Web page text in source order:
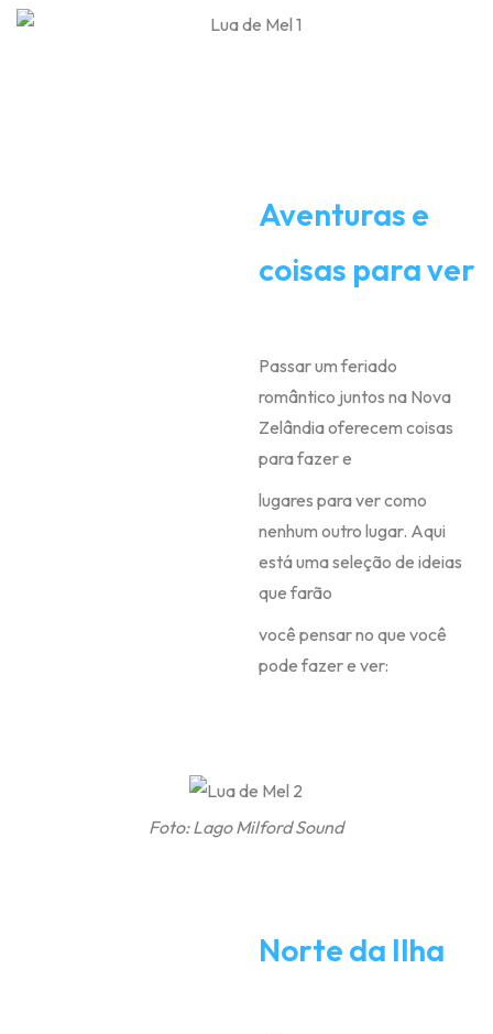
Aventuras e
coisas para ver
Passar um feriado
romântico juntos na Nova
Zelândia oferecem coisas
para fazer e
lugares para ver como
nenhum outro lugar. Aqui
está uma seleção de ideias
que farão
você pensar no que você
pode fazer e ver:
Foto: Lago Milford Sound
Norte da Ilha